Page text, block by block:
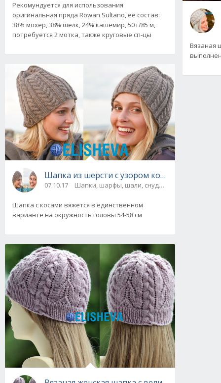
Рекомундуется для использования
оригинальная пряда Rowan Sultano, её состав:
38% мохер, 38% шелк, 24% кашемир, 50 г/85 м,
потребуется 2 мотка, также круговые сп-цы
07.10.17 Шапки, шарфы, шали, снуды и палантины
Шапка с косами вяжется в единственном
варианте на окружность головы 54-58 см
Вязаная